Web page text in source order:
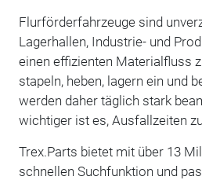
Flurförderfahrzeuge sind
Lagerhallen, Industrie- und
einen effizienten Materialfluss
stapeln, heben, lagern ein und
werden daher täglich stark
wichtiger ist es, Ausfallzeiten
Trex.Parts bietet mit über 13
schnellen Suchfunktion und